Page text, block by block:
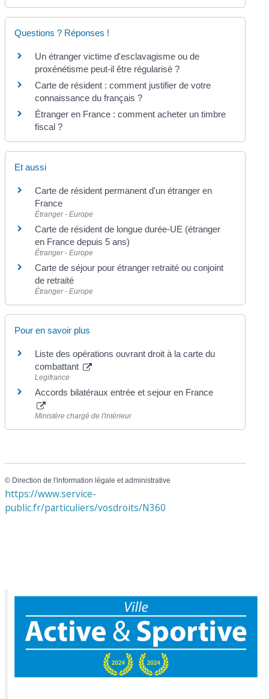
Questions ? Réponses !
Un étranger victime d'esclavagisme ou de
proxénétisme peut-il être régularisé ?
Carte de résident : comment justifier de votre
connaissance du français ?
Étranger en France : comment acheter un timbre
fiscal ?
Et aussi
Carte de résident permanent d'un étranger en
France
Étranger - Europe
Carte de résident de longue durée-UE (étranger
en France depuis 5 ans)
Étranger - Europe
Carte de séjour pour étranger retraité ou conjoint
de retraité
Étranger - Europe
Pour en savoir plus
Liste des opérations ouvrant droit à la carte du
combattant
Legifrance
Accords bilatéraux entrée et sejour en France
Ministère chargé de l'intérieur
© Direction de l'information légale et administrative
https://www.service-
public.fr/particuliers/vosdroits/N360